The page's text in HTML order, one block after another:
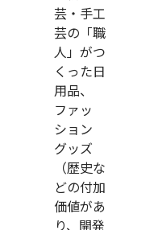
芸・手工
芸の「職
人」がつ
くった日
用品、
ファッ
ション
グッズ
（歴史な
どの付加
価値があ
り、開発